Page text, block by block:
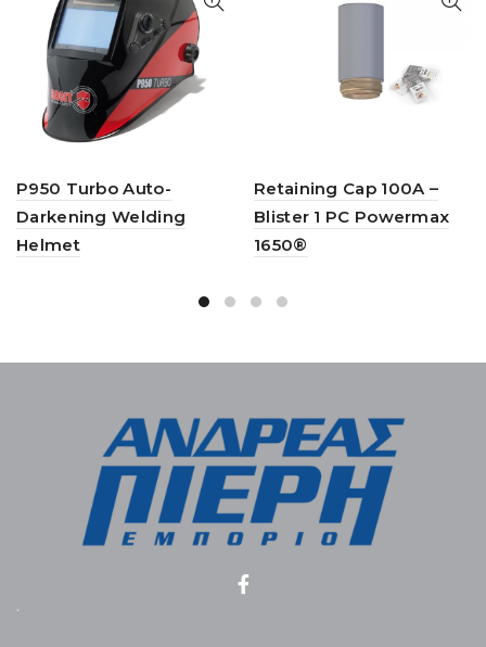
P950 Turbo Auto-
Darkening Welding
Helmet
Retaining Cap 100A –
Blister 1 PC Powermax
1650®
.